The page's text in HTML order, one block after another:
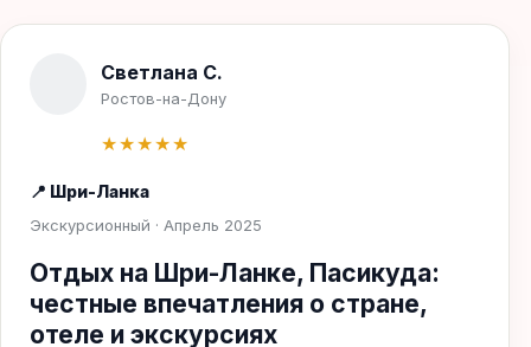
Светлана С.
Ростов-на-Дону
★★★★★
📍 Шри-Ланка
Экскурсионный · Апрель 2025
Отдых на Шри-Ланке, Пасикуда:
честные впечатления о стране,
отеле и экскурсиях